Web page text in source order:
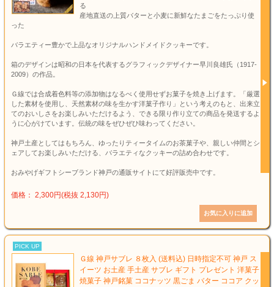
る
産地直送の上質バターと小麦に新鮮なたまごをたっぷり使
った
バラエティー豊かで上品なオリジナルハンドメイドクッキーです。
箱のデザインは昭和の日本を代表するグラフィックデザイナー早川良雄氏（1917-
2009）の作品。
Ｇ線では合成着色料等の添加物はなるべく使用せずお菓子を焼き上げます。「厳選
した素材を使用し、天然素材の味を生かす洋菓子作り」という考えのもと、出来立
てのおいしさをお楽しみいただけるよう、できる限り作り立ての商品を発送するよ
うに心がけています。伝統の味をぜひぜひ味わってください。
神戸土産としてはもちろん、ゆったりティータイムのお茶菓子や、親しい仲間とシ
ェアしてお楽しみいただける、バラエティなクッキーの詰め合わせです。
おみやげギフトシーブランド神戸の通販サイトにて好評販売中です。
価格： 2,300円(税抜 2,130円)
PICK UP
Ｇ線 神戸サブレ ８枚入 (送料込) 日時指定不可 神戸 ス
イーツ お土産 手土産 サブレ ギフト プレゼント 洋菓子
焼菓子 神戸銘菓 ココナッツ 黒ごま バター ココア クッ